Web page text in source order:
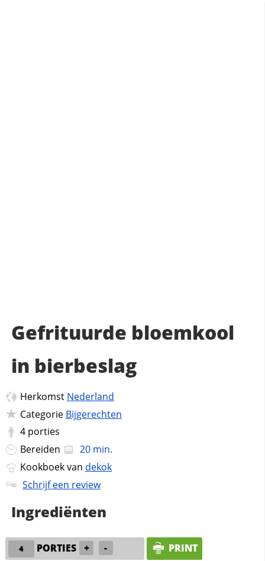
Gefrituurde bloemkool
in bierbeslag
Herkomst Nederland
Categorie Bijgerechten
4 porties
Bereiden
20 min.
Kookboek van dekok
Schrijf een review
Ingrediënten
PORTIES + - PRINT